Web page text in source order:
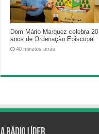
Dom Mário Marquez celebra 20
anos de Ordenação Episcopal
40 minutos atrás